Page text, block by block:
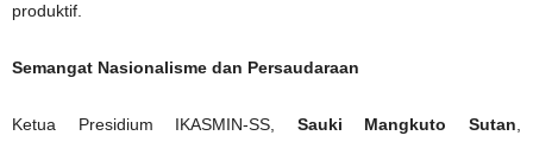
produktif.
Semangat Nasionalisme dan Persaudaraan
Ketua Presidium IKASMIN-SS, Sauki Mangkuto Sutan